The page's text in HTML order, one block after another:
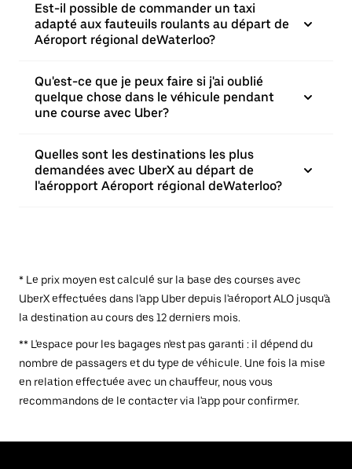
Est-il possible de commander un taxi
adapté aux fauteuils roulants au départ de
Aéroport régional deWaterloo?
Qu'est-ce que je peux faire si j'ai oublié
quelque chose dans le véhicule pendant
une course avec Uber?
Quelles sont les destinations les plus
demandées avec UberX au départ de
l'aéropport Aéroport régional deWaterloo?
* Le prix moyen est calculé sur la base des courses avec
UberX effectuées dans l'app Uber depuis l'aéroport ALO jusqu'à
la destination au cours des 12 derniers mois.
** L'espace pour les bagages n'est pas garanti : il dépend du
nombre de passagers et du type de véhicule. Une fois la mise
en relation effectuée avec un chauffeur, nous vous
recommandons de le contacter via l'app pour confirmer.